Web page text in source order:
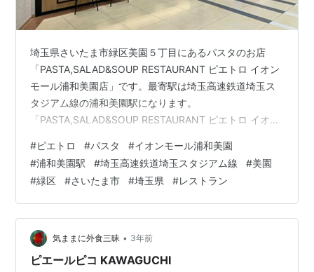
埼玉県さいたま市緑区美園５丁目にあるパスタのお店
「PASTA,SALAD&SOUP RESTAURANT ピエトロ イオン
モール浦和美園店」です。最寄駅は埼玉高速鉄道埼玉ス
タジアム線の浦和美園駅になります。
「PASTA,SALAD&SOUP RESTAURANT ピエトロ イオン
店街にあります。 「PASTA,SALAD&SOUP
RESTAURANT ピエトロ イオンモール浦和美園店」の隣
には「chawan」「STARBUCKS COFFEE スターバック
スコーヒー」があり、同じフロアには「おひつごはん 四
六時中」「RAKERU ラケル」「K…
#ピエトロ #パスタ #イオンモール浦和美園
#浦和美園駅 #埼玉高速鉄道埼玉スタジアム線 #美園
#緑区 #さいたま市 #埼玉県 #レストラン
気ままに外食三昧 • 3年前
ピエールピコ KAWAGUCHI